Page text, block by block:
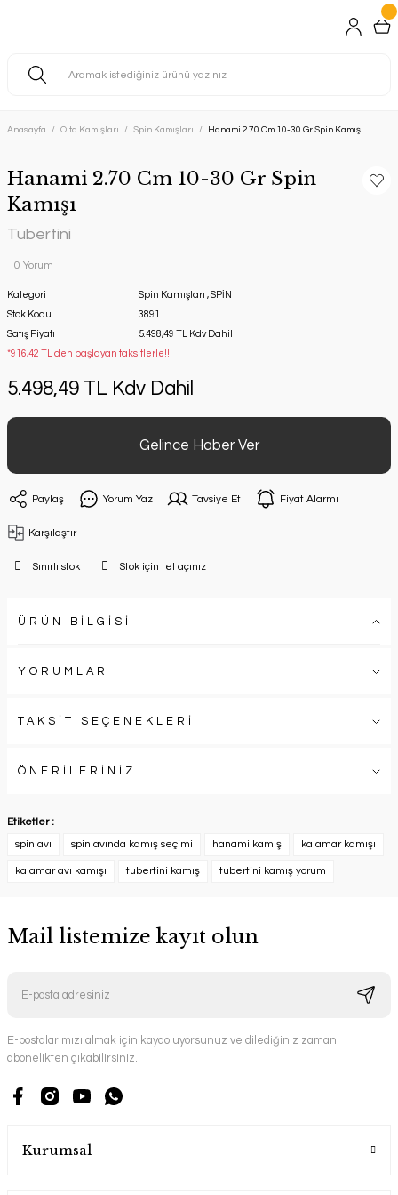
Anasayfa Olta Kamışları Spin Kamışları Hanami 2.70 Cm 10-30 Gr Spin Kamışı
Hanami 2.70 Cm 10-30 Gr Spin
Kamışı
Tubertini
0 Yorum
Kategori Spin Kamışları ,SPİN
Stok Kodu
3891
Satış Fiyatı
5.498,49 TL Kdv Dahil
*916,42 TL den başlayan taksitlerle!!
5.498,49 TL Kdv Dahil
Gelince Haber Ver
Paylaş Yorum Yaz Tavsiye Et Fiyat Alarmı
Karşılaştır
Sınırlı stok Stok için tel açınız
ÜRÜN BİLGİSİ
YORUMLAR
TAKSİT SEÇENEKLERİ
ÖNERİLERİNİZ
Etiketler :
spin avı
spin avında kamış seçimi hanami kamış kalamar kamışı
kalamar avı kamışı tubertini kamış tubertini kamış yorum
Mail listemize kayıt olun
E-postalarımızı almak için kaydoluyorsunuz ve dilediğiniz zaman
abonelikten çıkabilirsiniz.
Kurumsal